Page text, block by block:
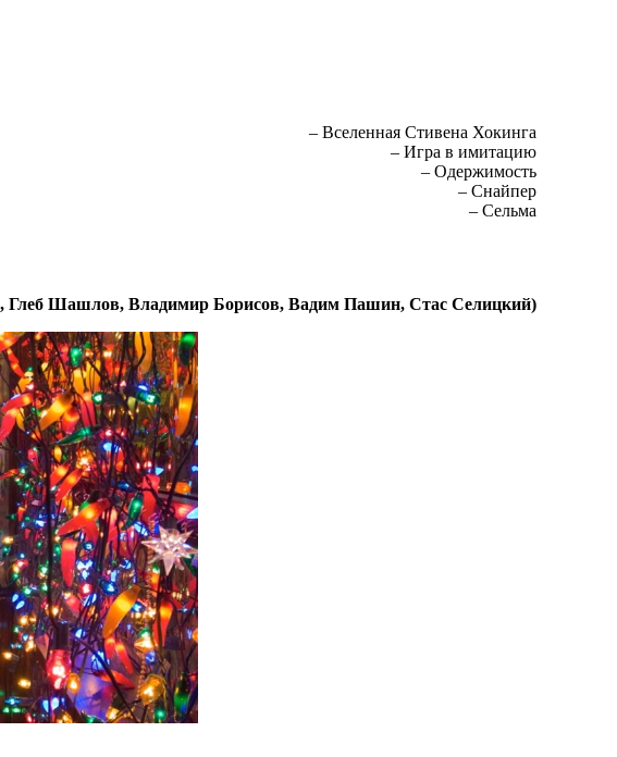
– Вселенная Стивена Хокинга
– Игра в имитацию
– Одержимость
– Снайпер
– Сельма
Глеб Шашлов, Владимир Борисов, Вадим Пашин, Стас Селицкий)